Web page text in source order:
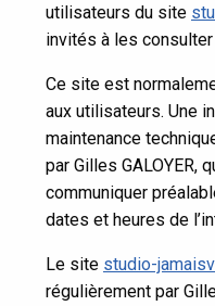
utilisateurs du site
invités à les
Ce site est
aux utilisateurs. Une
maintenance
par Gilles GALOYER,
communiquer
dates et heures de
Le site studio-
régulièrement par